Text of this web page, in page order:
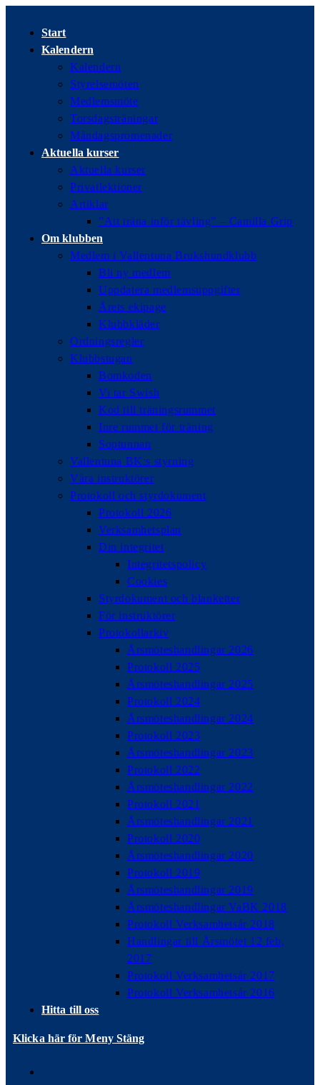
innehållet
Start
Kalendern
Kalendern
Styrelsemöten
Medlemsmöte
Torsdagsträningar
Måndagspromenader
Aktuella kurser
Aktuella kurser
Privatlektioner
Artiklar
”Att träna inför tävling” – Camilla Grip
Om klubben
Medlem i Vallentuna Brukshundklubb
Bli ny medlem
Uppdatera medlemsuppgifter
Årets ekipage
Klubbkläder
Ordningsregler
Klubbstugan
Bomkoden
Vi tar Swish
Kod till träningsrummet
Inre rummet för träning
Soptunnan
Vallentuna BK:s styrning
Våra instruktörer
Protokoll och styrdokument
Protokoll 2026
Verksamhetsplan
Din integritet
Integritetspolicy
Cookies
Styrdokument och blanketter
För instruktörer
Protokollarkiv
Årsmöteshandlingar 2026
Protokoll 2025
Årsmöteshandlingar 2025
Protokoll 2024
Årsmöteshandlingar 2024
Protokoll 2023
Årsmöteshandlingar 2023
Protokoll 2022
Årsmöteshandlingar 2022
Protokoll 2021
Årsmöteshandlingar 2021
Protokoll 2020
Årsmöteshandlingar 2020
Protokoll 2019
Årsmöteshandlingar 2019
Årsmöteshandlingar VaBK 2018
Protokoll Verksamhetsår 2018
Handlingar till Årsmötet 12 feb,
2017
Protokoll Verksamhetsår 2017
Protokoll Verksamhetsår 2016
Hitta till oss
Klicka här för Meny Stäng